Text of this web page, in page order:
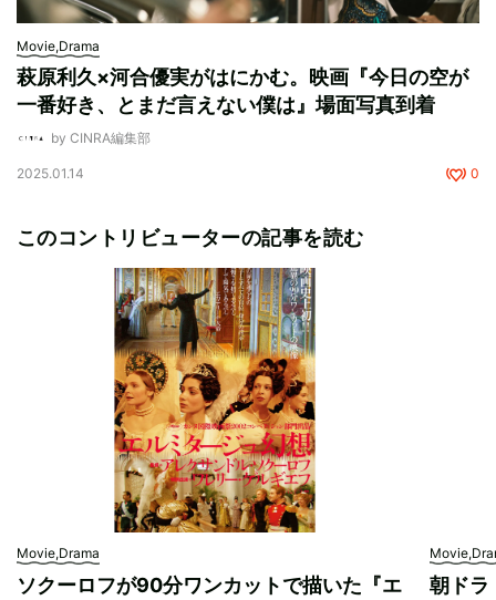
Movie,Drama
萩原利久×河合優実がはにかむ。映画『今日の空が
一番好き、とまだ言えない僕は』場面写真到着
by CINRA編集部
2025.01.14 0
このコントリビューターの記事を読む
Movie,Drama
ソクーロフが90分ワンカットで描いた『エ
朝ドラ